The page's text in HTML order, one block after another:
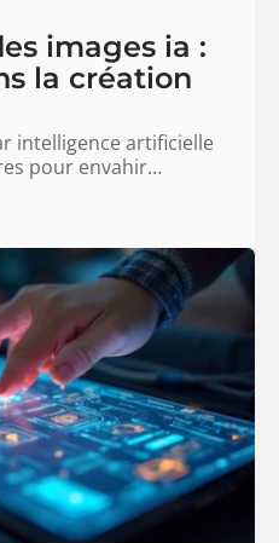
images ia :
la création
intelligence artificielle
pour envahir…